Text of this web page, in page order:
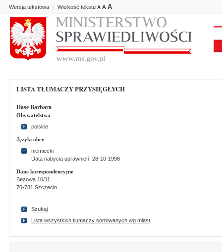
Wersja tekstowa | Wielkość tekstu A A A
LISTA TŁUMACZY PRZYSIĘGŁYCH
Hase Barbara
Obywatelstwa
polskie
Języki obce
niemiecki
Data nabycia uprawnień: 28-10-1998
Dane korespondencyjne
Beżowa 10/11
70-781 Szczecin
Szukaj
Lista wszystkich tlumaczy sortowanych wg miast